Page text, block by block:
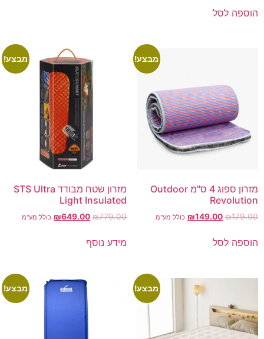
הוספה לסל
מבצע!
מזרון ספוג 4 ס"מ Outdoor
Revolution
₪179.00
₪149.00 כולל מע"מ
הוספה לסל
מבצע!
מזרון שטח מבודד STS Ultra
Light Insulated
₪779.00
₪649.00 כולל מע"מ
מידע נוסף
מבצע! מבצע!